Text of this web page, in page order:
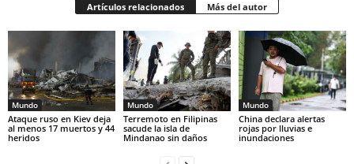
Artículos relacionados Más del autor
Mundo
Ataque ruso en Kiev deja
al menos 17 muertos y 44
heridos
Mundo
Terremoto en Filipinas
sacude la isla de
Mindanao sin daños
Mundo
China declara alertas
rojas por lluvias e
inundaciones